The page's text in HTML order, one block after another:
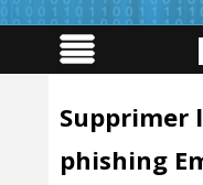
Supprimer
phishing